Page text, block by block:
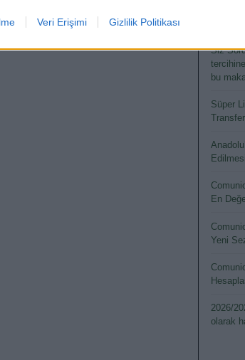
Veri Erişimi Gizlilik Politikası
Büyük
Siz
bu
Süper
En
Yeni
2026/
olarak